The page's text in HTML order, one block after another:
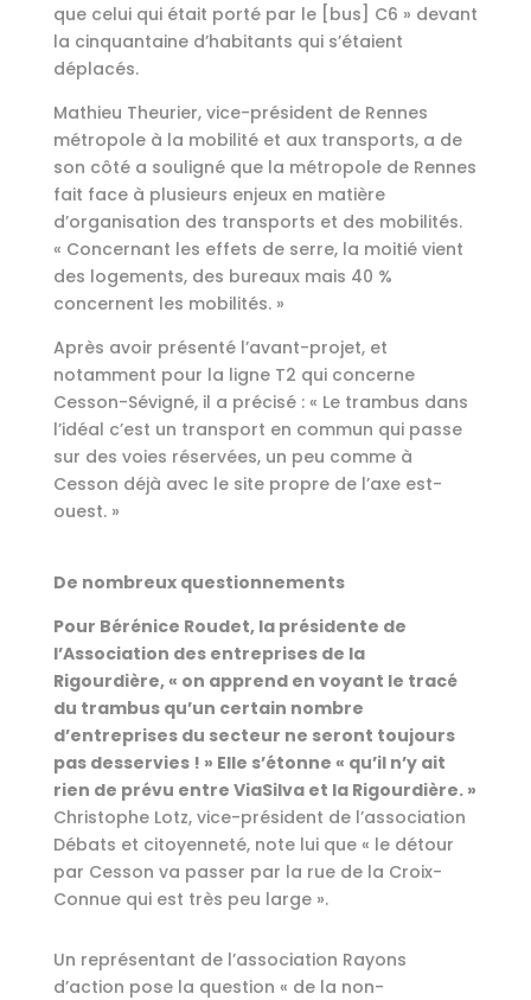
que celui qui était porté par le [bus] C6 » devant
la cinquantaine d’habitants qui s’étaient
déplacés.
Mathieu Theurier, vice-président de Rennes
métropole à la mobilité et aux transports, a de
son côté a souligné que la métropole de Rennes
fait face à plusieurs enjeux en matière
d’organisation des transports et des mobilités.
« Concernant les effets de serre, la moitié vient
des logements, des bureaux mais 40 %
concernent les mobilités. »
Après avoir présenté l’avant-projet, et
notamment pour la ligne T2 qui concerne
Cesson-Sévigné, il a précisé : « Le trambus dans
l’idéal c’est un transport en commun qui passe
sur des voies réservées, un peu comme à
Cesson déjà avec le site propre de l’axe est-
ouest. »
De nombreux questionnements
Pour Bérénice Roudet, la présidente de
l’Association des entreprises de la
Rigourdière, « on apprend en voyant le tracé
du trambus qu’un certain nombre
d’entreprises du secteur ne seront toujours
pas desservies ! » Elle s’étonne « qu’il n’y ait
rien de prévu entre ViaSilva et la Rigourdière. »
Christophe Lotz, vice-président de l’association
Débats et citoyenneté, note lui que « le détour
par Cesson va passer par la rue de la Croix-
Connue qui est très peu large ».
Un représentant de l’association Rayons
d’action pose la question « de la non-